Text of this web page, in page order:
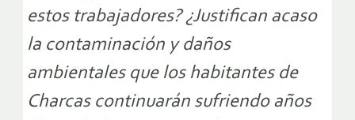
estos trabajadores? ¿Justifican acaso
la contaminación y daños
ambientales que los habitantes de
Charcas continuarán sufriendo años